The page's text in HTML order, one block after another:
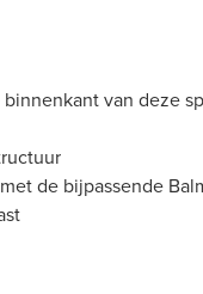
van deze
de bijpassende